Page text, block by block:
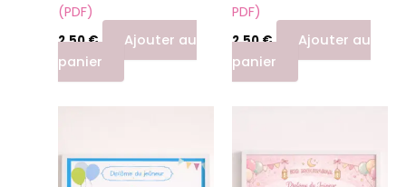
(PDF)
2,50€
Ajouter au
panier
PDF)
2,50€
Ajouter au
panier
a
plusieurs
a
plusieurs